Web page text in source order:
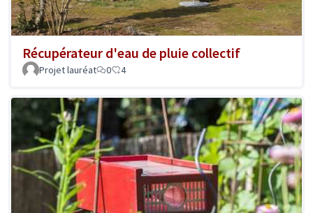
Récupérateur d'eau de pluie collectif
Projet lauréat 0 4